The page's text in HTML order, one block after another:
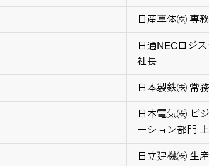
日産車体㈱ 専
日通NECロジ
社長
日本製鉄㈱ 常
日本電気㈱ ビ
ーション部門
日立建機㈱ 生